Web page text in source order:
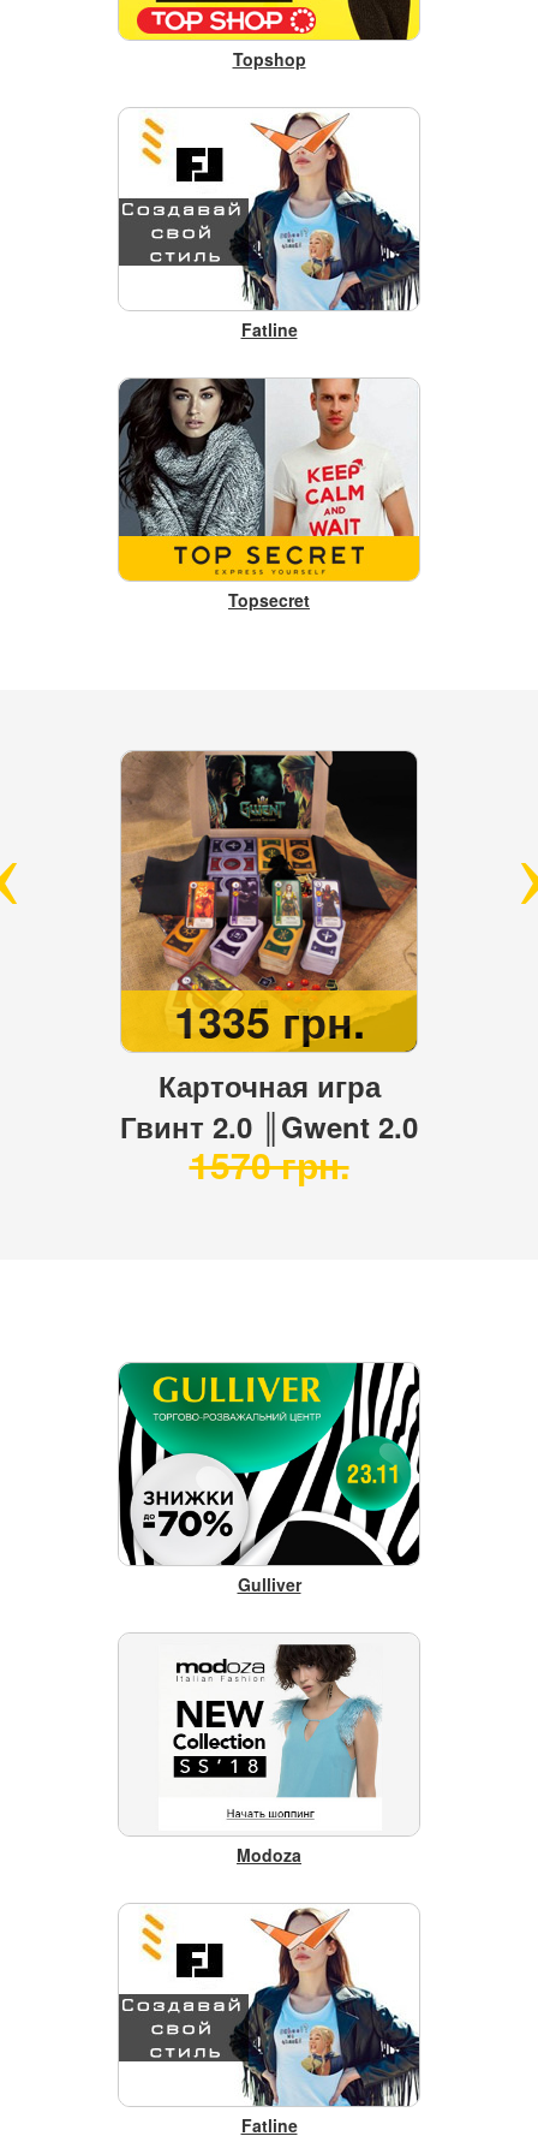
клиентов
Доставка на всей территории Украины.
Целевая аудитория:
KOLGOT.net
прежде всего являются женщины, в
возрасте от 16 до 55 лет.
Topshop
Fatline
Topsecret
1335 грн.
Карточная игра
Гвинт 2.0 ║Gwent 2.0
1570 грн.
Gulliver
Modoza
Fatline